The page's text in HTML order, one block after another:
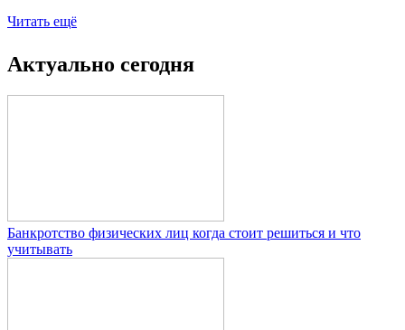
Читать ещё
Актуально сегодня
Банкротство физических лиц когда стоит решиться и что
учитывать